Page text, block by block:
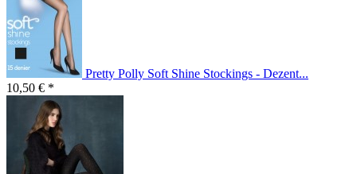
Pretty Polly Soft Shine Stockings - Dezent...
10,50 € *